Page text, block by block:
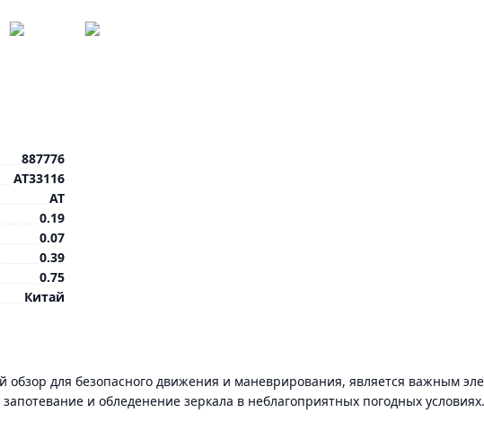
887776
AT33116
AT
0.19
0.07
0.39
0.75
Китай
обзор для безопасного движения и маневрирования, является важным
и обледенение зеркала в неблагоприятных погодных условиях.